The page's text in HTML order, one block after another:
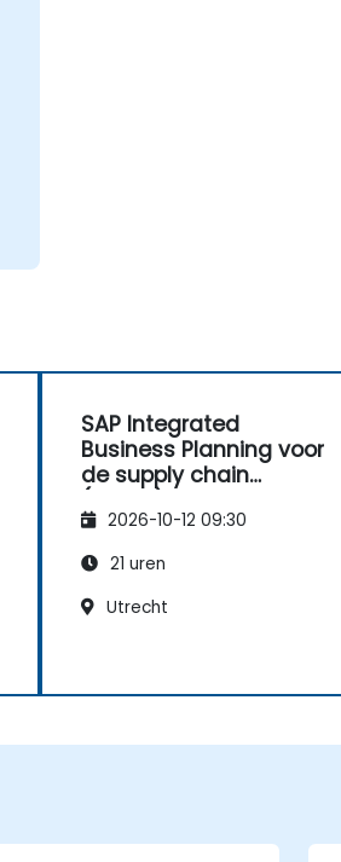
SAP Integrated
Business Planning voor
de supply chain
2026-10-12 09:30
21 uren
Utrecht